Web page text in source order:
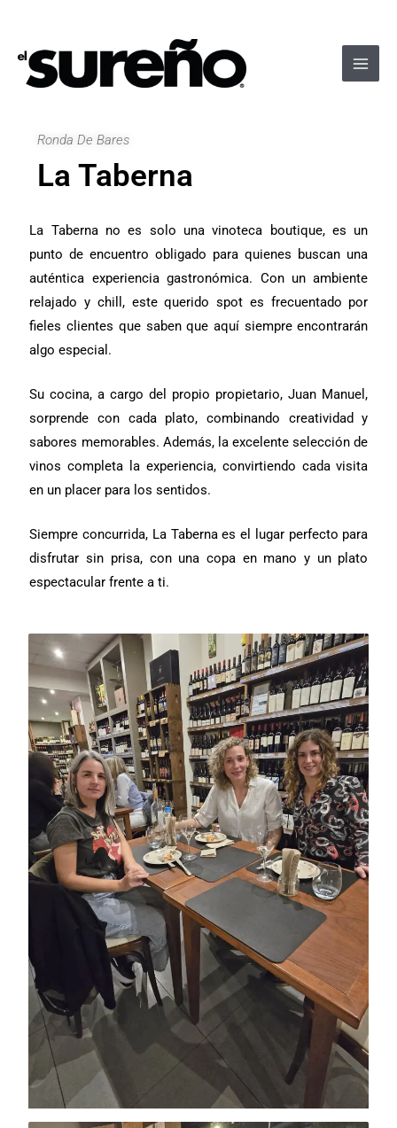
contenido
Ronda De Bares
La Taberna
La Taberna no es solo una vinoteca boutique, es un
punto de encuentro obligado para quienes buscan una
auténtica experiencia gastronómica. Con un ambiente
relajado y chill, este querido spot es frecuentado por
fieles clientes que saben que aquí siempre encontrarán
algo especial.
Su cocina, a cargo del propio propietario, Juan Manuel,
sorprende con cada plato, combinando creatividad y
sabores memorables. Además, la excelente selección de
vinos completa la experiencia, convirtiendo cada visita
en un placer para los sentidos.
Siempre concurrida, La Taberna es el lugar perfecto para
disfrutar sin prisa, con una copa en mano y un plato
espectacular frente a ti.
entradas